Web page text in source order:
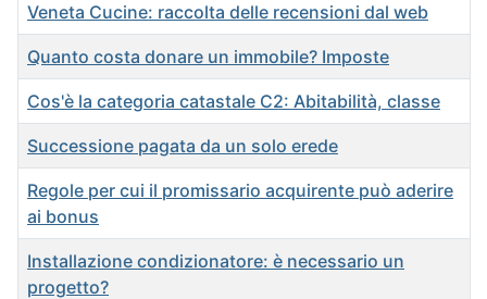
Veneta Cucine: raccolta delle recensioni dal web
Quanto costa donare un immobile? Imposte
Cos'è la categoria catastale C2: Abitabilità, classe
Successione pagata da un solo erede
Regole per cui il promissario acquirente può aderire
ai bonus
Installazione condizionatore: è necessario un
progetto?